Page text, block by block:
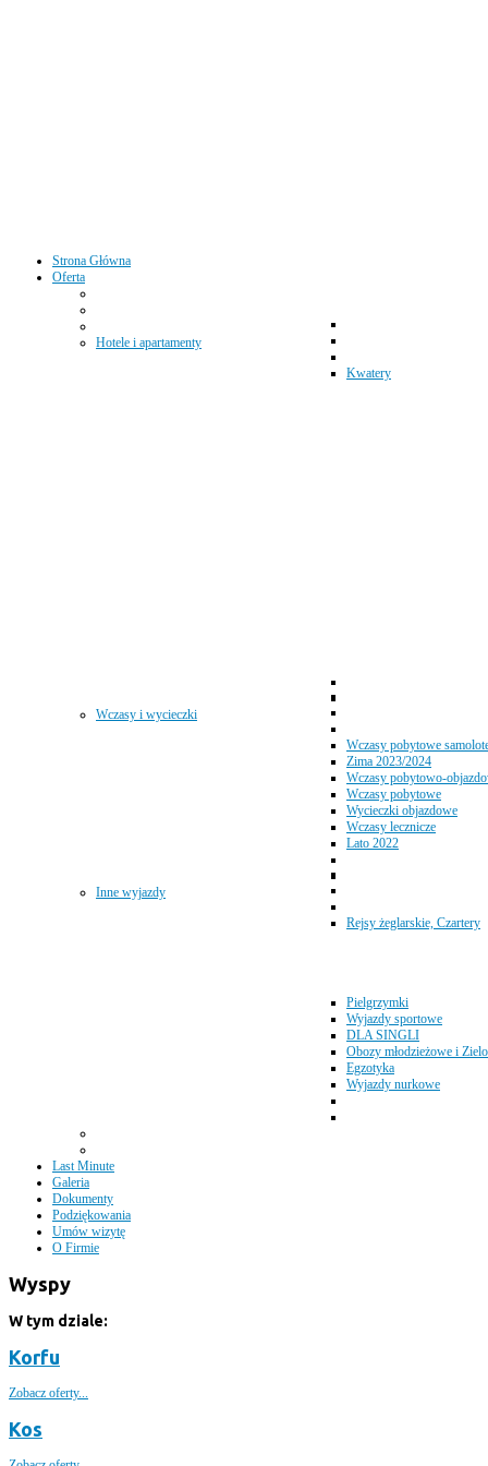
Strona Główna
Oferta
Hotele i apartamenty
Kwatery
Wczasy i wycieczki
Wczasy pobytowe
Zima 2023/2024
Wczasy pobytowo-
Wczasy pobytowe
Wycieczki objazdowe
Wczasy lecznicze
Lato 2022
Inne wyjazdy
Rejsy żeglarskie, Czartery
Pielgrzymki
Wyjazdy sportowe
DLA SINGLI
Obozy młodzieżowe i
Egzotyka
Wyjazdy nurkowe
Last Minute
Galeria
Dokumenty
Podziękowania
Umów wizytę
O Firmie
Wyspy
W tym dziale:
Korfu
Zobacz oferty...
Kos